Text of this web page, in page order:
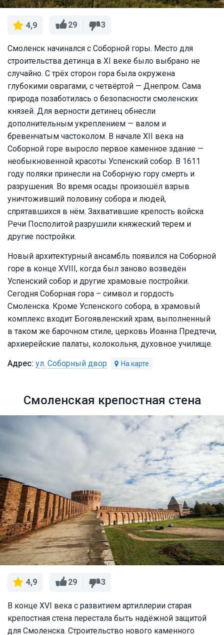
4,9 29 3
Смоленск начинался с Соборной горы. Место для
строительства детинца в XI веке было выбрано не
случайно. С трёх сторон гора была окружена
глубокими оврагами, с четвёртой — Днепром. Сама
природа позаботилась о безопасности смоленских
князей. Для верности детинец обнесли
дополнительным укреплением — валом и
бревенчатым частоколом. В начале XII века на
Соборной горе выросло первое каменное здание —
необыкновенной красоты Успенский собор. В 1611
году поляки принесли на Соборную гору смерть и
разрушения. Во время осады произошёл взрыв
уничтоживший половину собора и людей,
спрятавшихся в нём. Захватившие крепость войска
Речи Посполитой разрушили княжеский терем и
другие постройки.
Новый архитектурный ансамбль появился на Соборной
горе в конце XVIII, когда был заново возведён
Успенский собор и другие храмовые постройки.
Сегодня Соборная гора – символ и гордость
Смоленска. Кроме Успенского собора, в храмовый
комплекс входит Богоявленский храм, выполненный
в таком же барочном стиле, церковь Иоанна Предтечи,
архиерейские палаты, колокольня, духовное училище.
ул. Соборный двор
Смоленская крепостная стена
4,9 29 3
В конце XVI века с развитием артиллерии старая
крепостная стена перестала быть надёжной защитой
для Смоленска. Строительство нового каменного